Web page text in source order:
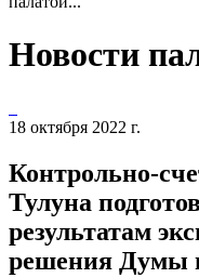
Новости
18 октября 2022 г.
Контрольно-
Тулуна
результатам
решения Думы